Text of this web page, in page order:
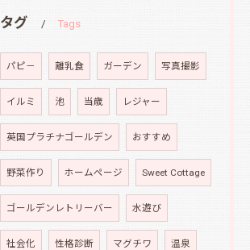
タグ Tags
パピ－ 離乳食 ガーデン 写真撮影
イルミ 池 当歳 レジャー
英国プラチナゴールデン おすすめ
野菜作り ホームページ Sweet Cottage
ゴールデンレトリーバー 水遊び
社会化 性格診断 マグチワ 温泉